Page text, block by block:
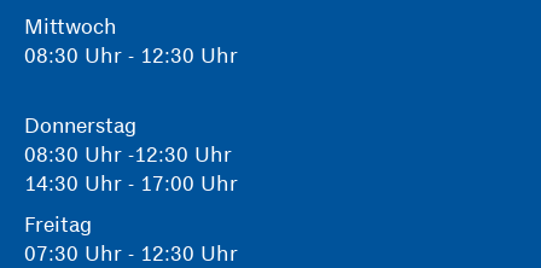
Mittwoch
08:30 Uhr - 12:30 Uhr
Donnerstag
08:30 Uhr -12:30 Uhr
14:30 Uhr - 17:00 Uhr
Freitag
07:30 Uhr - 12:30 Uhr